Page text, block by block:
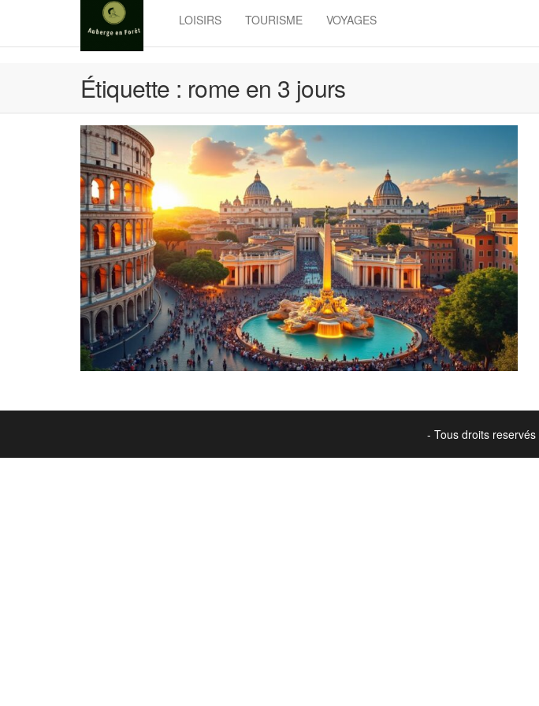
LOISIRS TOURISME VOYAGES
Étiquette : rome en 3 jours
- Tous droits reservés